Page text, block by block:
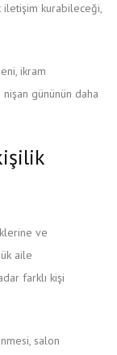
kurabileceği,
ikram
gününün daha
ve
aile
farklı kişi
salon